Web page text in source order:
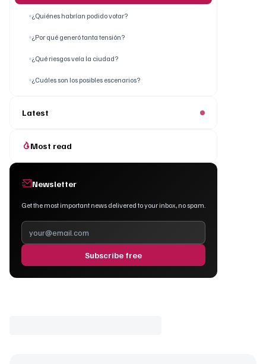
¿Quiénes habrían podido votar?
¿Por qué generó tanta tensión?
¿Qué riesgos veía la ciudad?
¿Cuáles son los posibles escenarios?
Latest
Most read
Newsletter
Get the most important news delivered to your inbox, no spam.
Subscribe free